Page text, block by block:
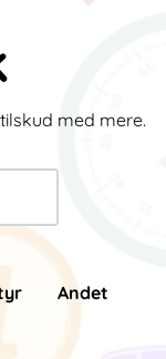
med mere.
Andet